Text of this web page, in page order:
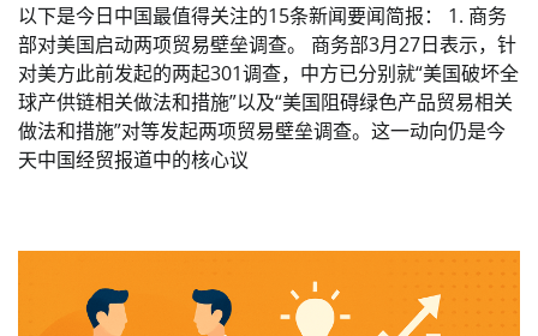
以下是今日中国最值得关注的15条新闻要闻简报： 1. 商务
部对美国启动两项贸易壁垒调查。 商务部3月27日表示，针
对美方此前发起的两起301调查，中方已分别就“美国破坏全
球产供链相关做法和措施”以及“美国阻碍绿色产品贸易相关
做法和措施”对等发起两项贸易壁垒调查。这一动向仍是今
天中国经贸报道中的核心议